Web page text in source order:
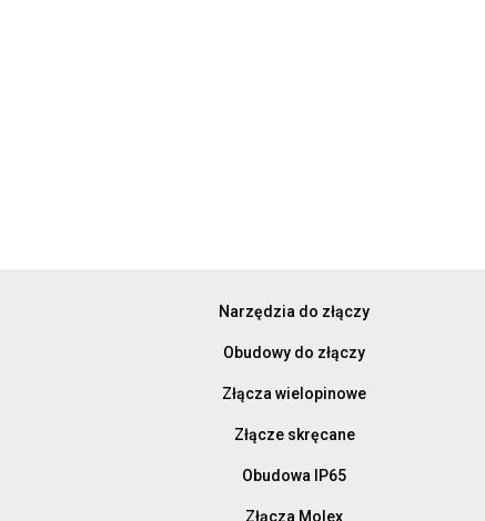
Narzędzia do złączy
Obudowy do złączy
Złącza wielopinowe
Złącze skręcane
Obudowa IP65
Złącza Molex